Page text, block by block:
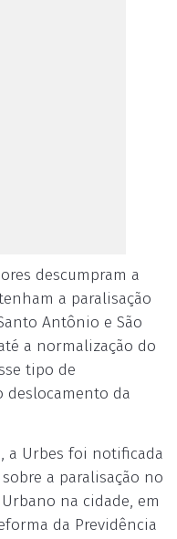
descumpram a
a paralisação
Antônio e São
a normalização do
tipo de
deslocamento da
a Urbes foi notificada
a paralisação no
na cidade, em
da Previdência